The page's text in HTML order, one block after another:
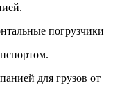
погрузчики
для грузов от